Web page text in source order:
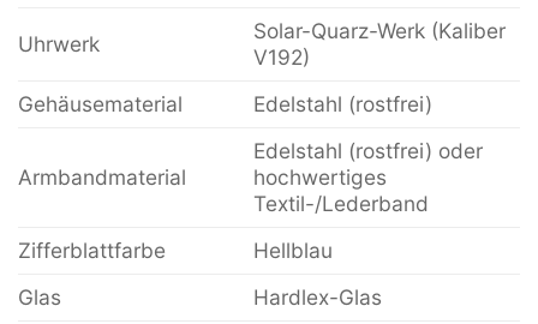
Uhrwerk
Solar-Quarz-Werk (Kaliber
V192)
Gehäusematerial
Edelstahl (rostfrei)
Armbandmaterial
Edelstahl (rostfrei) oder
hochwertiges
Textil-/Lederband
Zifferblattfarbe
Hellblau
Glas
Hardlex-Glas